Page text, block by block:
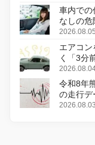
車内での
なしの危
2026.08.05
エアコ
く「3分
令和8年
の走行デ
2026.08.03